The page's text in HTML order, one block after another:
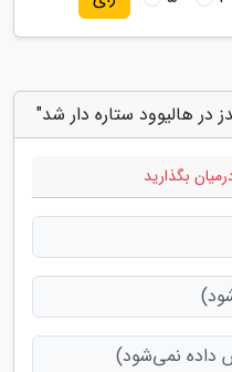
در هالیوود ستاره دار شد"
بگذارید